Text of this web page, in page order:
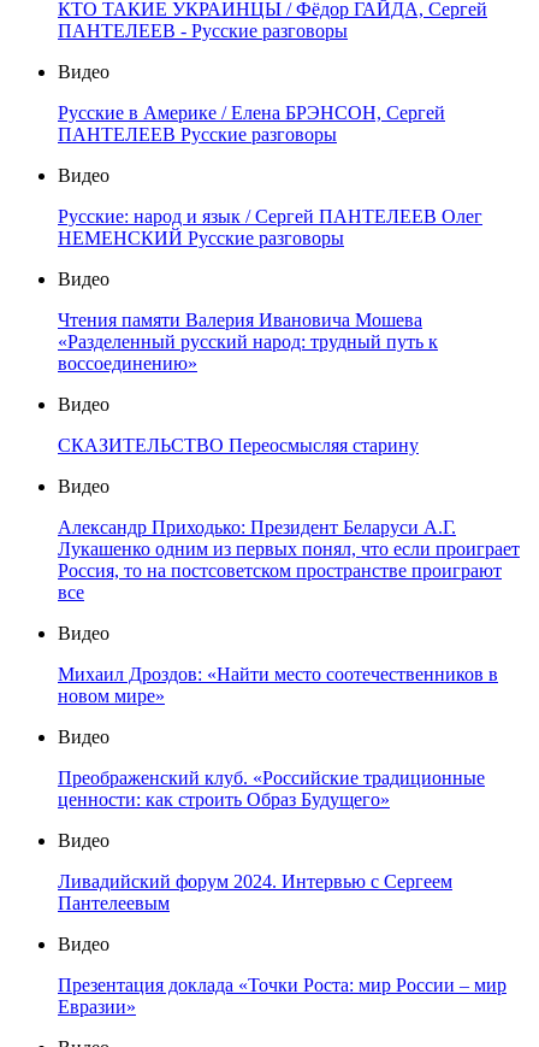
КТО ТАКИЕ УКРАИНЦЫ / Фёдор ГАЙДА, Сергей
ПАНТЕЛЕЕВ - Русские разговоры
Видео
Русские в Америке / Елена БРЭНСОН, Сергей
ПАНТЕЛЕЕВ Русские разговоры
Видео
Русские: народ и язык / Сергей ПАНТЕЛЕЕВ Олег
НЕМЕНСКИЙ Русские разговоры
Видео
Чтения памяти Валерия Ивановича Мошева
«Разделенный русский народ: трудный путь к
воссоединению»
Видео
СКАЗИТЕЛЬСТВО Переосмысляя старину
Видео
Александр Приходько: Президент Беларуси А.Г.
Лукашенко одним из первых понял, что если проиграет
Россия, то на постсоветском пространстве проиграют
все
Видео
Михаил Дроздов: «Найти место соотечественников в
новом мире»
Видео
Преображенский клуб. «Российские традиционные
ценности: как строить Образ Будущего»
Видео
Ливадийский форум 2024. Интервью с Сергеем
Пантелеевым
Видео
Презентация доклада «Точки Роста: мир России – мир
Евразии»